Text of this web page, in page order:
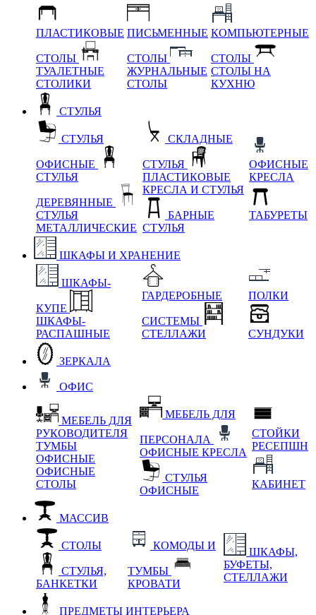
ПЛАСТИКОВЫЕ
СТОЛЫ
ТУАЛЕТНЫЕ
СТОЛИКИ
ПИСЬМЕННЫЕ
СТОЛЫ
ЖУРНАЛЬНЫЕ
СТОЛЫ
КОМПЬЮТЕРНЫЕ
СТОЛЫ
СТОЛЫ НА
КУХНЮ
СТУЛЬЯ
СТУЛЬЯ
ОФИСНЫЕ
СТУЛЬЯ
ДЕРЕВЯННЫЕ
СТУЛЬЯ
МЕТАЛЛИЧЕСКИЕ
СКЛАДНЫЕ
СТУЛЬЯ
ПЛАСТИКОВЫЕ
КРЕСЛА И СТУЛЬЯ
БАРНЫЕ
СТУЛЬЯ
ОФИСНЫЕ
КРЕСЛА
ТАБУРЕТЫ
ШКАФЫ И ХРАНЕНИЕ
ШКАФЫ-
КУПЕ
ШКАФЫ-
РАСПАШНЫЕ
ГАРДЕРОБНЫЕ
СИСТЕМЫ
СТЕЛЛАЖИ
ПОЛКИ
СУНДУКИ
ЗЕРКАЛА
ОФИС
МЕБЕЛЬ ДЛЯ
РУКОВОДИТЕЛЯ
ТУМБЫ
ОФИСНЫЕ
ОФИСНЫЕ
СТОЛЫ
МЕБЕЛЬ ДЛЯ
ПЕРСОНАЛА
ОФИСНЫЕ КРЕСЛА
СТУЛЬЯ
ОФИСНЫЕ
СТОЙКИ
РЕСЕПШН
КАБИНЕТ
МАССИВ
СТОЛЫ
СТУЛЬЯ,
БАНКЕТКИ
КОМОДЫ И
ТУМБЫ
КРОВАТИ
ШКАФЫ,
БУФЕТЫ,
СТЕЛЛАЖИ
ПРЕДМЕТЫ ИНТЕРЬЕРА